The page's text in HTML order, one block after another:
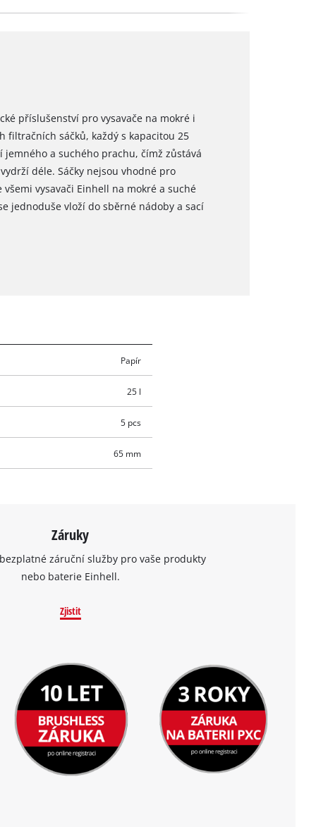
příslušenství pro vysavače na mokré i
filtračních sáčků, každý s kapacitou 25
jemného a suchého prachu, čímž zůstává
déle. Sáčky nejsou vhodné pro
vysavači Einhell na mokré a suché
jednoduše vloží do sběrné nádoby a sací
Papír
25 l
5 pcs
65 mm
Záruky
záruční služby pro vaše produkty
nebo baterie Einhell.
Zjistit